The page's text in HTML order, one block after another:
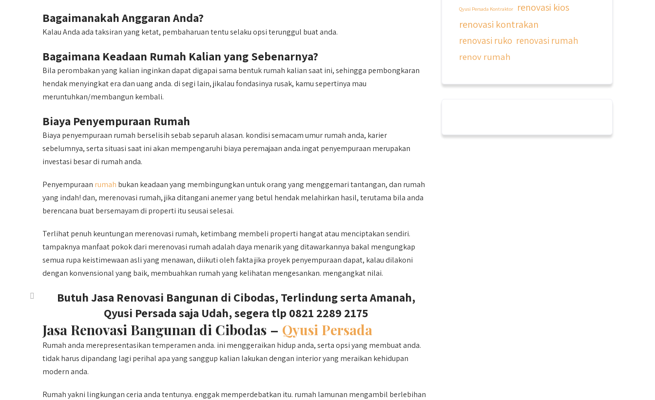
Bagaimanakah Anggaran Anda?
Kalau Anda ada taksiran yang ketat, pembaharuan tentu selaku opsi terunggul buat anda.
Bagaimana Keadaan Rumah Kalian yang Sebenarnya?
Bila perombakan yang kalian inginkan dapat digapai sama bentuk rumah kalian saat ini, sehingga pembongkaran
hendak menyingkat era dan uang anda. di segi lain, jikalau fondasinya rusak, kamu sepertinya mau
meruntuhkan/membangun kembali.
Biaya Penyempuraan Rumah
Biaya penyempuraan rumah berselisih sebab separuh alasan. kondisi semacam umur rumah anda, karier
sebelumnya, serta situasi saat ini akan mempengaruhi biaya peremajaan anda.ingat penyempuraan merupakan
investasi besar di rumah anda.
Penyempuraan rumah bukan keadaan yang membingungkan untuk orang yang menggemari tantangan, dan rumah
yang indah! dan, merenovasi rumah, jika ditangani anemer yang betul hendak melahirkan hasil, terutama bila anda
berencana buat bersemayam di properti itu seusai selesai.
Terlihat penuh keuntungan merenovasi rumah, ketimbang membeli properti hangat atau menciptakan sendiri.
tampaknya manfaat pokok dari merenovasi rumah adalah daya menarik yang ditawarkannya bakal mengungkap
semua rupa keistimewaan asli yang menawan, diikuti oleh fakta jika proyek penyempuraan dapat, kalau dilakoni
dengan konvensional yang baik, membuahkan rumah yang kelihatan mengesankan. mengangkat nilai.
Butuh Jasa Renovasi Bangunan di Cibodas, Terlindung serta Amanah,
Qyusi Persada saja Udah, segera tlp 0821 2289 2175
Jasa Renovasi Bangunan di Cibodas – Qyusi Persada
Rumah anda merepresentasikan temperamen anda. ini menggeraikan hidup anda, serta opsi yang membuat anda.
tidak harus dipandang lagi perihal apa yang sanggup kalian lakukan dengan interior yang meraikan kehidupan
modern anda.
Rumah yakni lingkungan ceria anda tentunya. enggak memperdebatkan itu. rumah lamunan mengambil berlebihan
Qyusi Persada Kontraktor
renovasi kios
renovasi kontrakan
renovasi ruko renovasi rumah
renov rumah